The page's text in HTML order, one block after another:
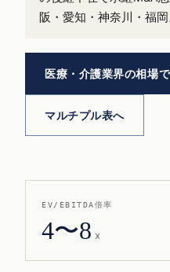
阪・愛知・神奈川・福岡
医療・介護業界の相場
マルチプル表へ
EV/EBITDA倍率
4〜8 x